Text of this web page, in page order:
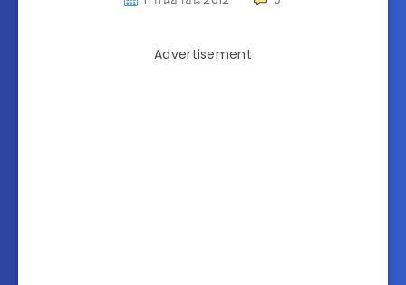
Advertisement